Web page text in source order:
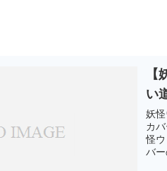
い
妖
カ
怪
バ